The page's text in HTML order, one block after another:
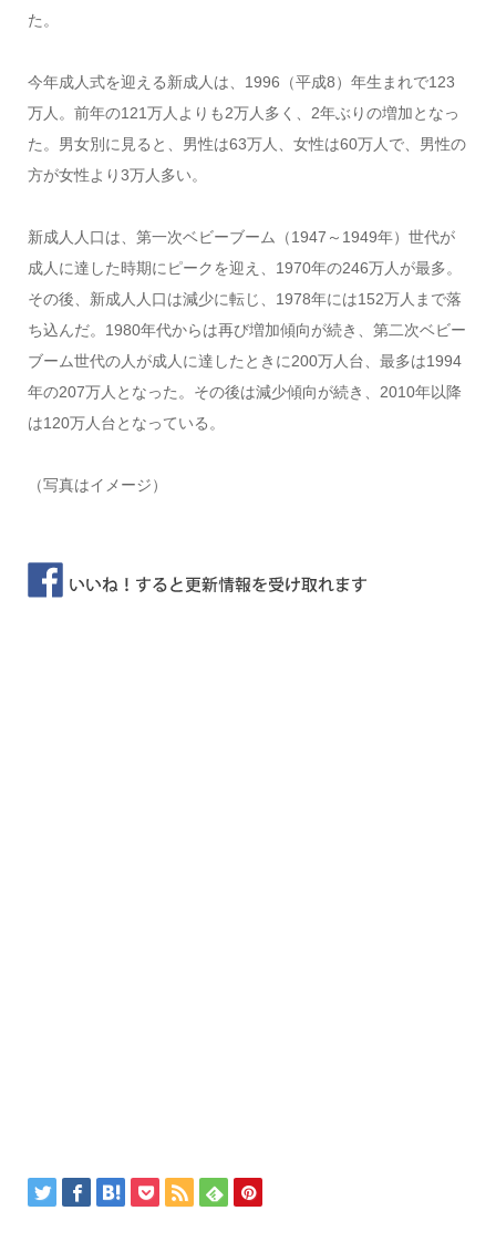
た。
今年成人式を迎える新成人は、1996（平成8）年生まれで123
万人。前年の121万人よりも2万人多く、2年ぶりの増加となっ
た。男女別に見ると、男性は63万人、女性は60万人で、男性の
方が女性より3万人多い。
新成人人口は、第一次ベビーブーム（1947～1949年）世代が
成人に達した時期にピークを迎え、1970年の246万人が最多。
その後、新成人人口は減少に転じ、1978年には152万人まで落
ち込んだ。1980年代からは再び増加傾向が続き、第二次ベビー
ブーム世代の人が成人に達したときに200万人台、最多は1994
年の207万人となった。その後は減少傾向が続き、2010年以降
は120万人台となっている。
（写真はイメージ）